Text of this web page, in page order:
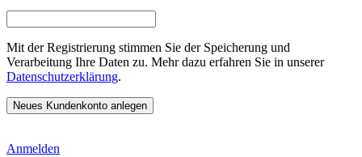
Mit der Registrierung stimmen Sie der Speicherung und
Verarbeitung Ihre Daten zu. Mehr dazu erfahren Sie in unserer
Datenschutzerklärung.
Anmelden